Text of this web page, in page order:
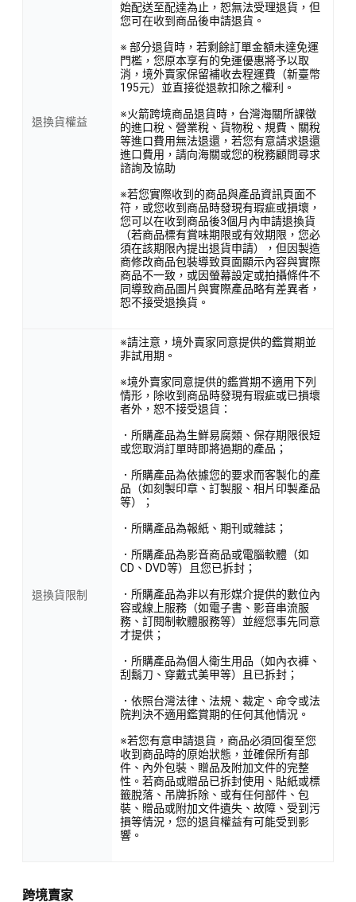
退換貨權益
始配送至配達為止，恕無法受理退貨，但
您可在收到商品後申請退貨。
※ 部分退貨時，若剩餘訂單金額未達免運
門檻，您原本享有的免運優惠將予以取
消，境外賣家保留補收去程運費（新臺幣
195元）並直接從退款扣除之權利。
※火箭跨境商品退貨時，台灣海關所課徵
的進口稅、營業稅、貨物稅、規費、關稅
等進口費用無法退還，若您有意請求退還
進口費用，請向海關或您的稅務顧問尋求
諮詢及協助
※若您實際收到的商品與產品資訊頁面不
符，或您收到商品時發現有瑕疵或損壞，
您可以在收到商品後3個月內申請退換貨
（若商品標有賞味期限或有效期限，您必
須在該期限內提出退貨申請），但因製造
商修改商品包裝導致頁面顯示內容與實際
商品不一致，或因螢幕設定或拍攝條件不
同導致商品圖片與實際產品略有差異者，
恕不接受退換貨。
退換貨限制
※請注意，境外賣家同意提供的鑑賞期並
非試用期。
※境外賣家同意提供的鑑賞期不適用下列
情形，除收到商品時發現有瑕疵或已損壞
者外，恕不接受退貨：
．所購產品為生鮮易腐類、保存期限很短
或您取消訂單時即將過期的產品；
．所購產品為依據您的要求而客製化的產
品（如刻製印章、訂製服、相片印製產品
等）；
．所購產品為報紙、期刊或雜誌；
．所購產品為影音商品或電腦軟體（如
CD、DVD等）且您已拆封；
．所購產品為非以有形媒介提供的數位內
容或線上服務（如電子書、影音串流服
務、訂閱制軟體服務等）並經您事先同意
才提供；
．所購產品為個人衛生用品（如內衣褲、
刮鬍刀、穿戴式美甲等）且已拆封；
．依照台灣法律、法規、裁定、命令或法
院判決不適用鑑賞期的任何其他情況。
※若您有意申請退貨，商品必須回復至您
收到商品時的原始狀態，並確保所有部
件、內外包裝、贈品及附加文件的完整
性。若商品或贈品已拆封使用、貼紙或標
籤脫落、吊牌拆除、或有任何部件、包
裝、贈品或附加文件遺失、故障、受到污
損等情況，您的退貨權益有可能受到影
響。
跨境賣家